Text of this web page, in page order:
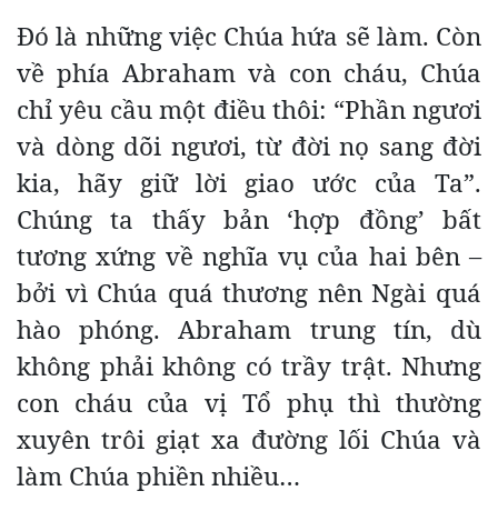
Đó là những việc Chúa hứa sẽ làm. Còn
về phía Abraham và con cháu, Chúa
chỉ yêu cầu một điều thôi: “Phần ngươi
và dòng dõi ngươi, từ đời nọ sang đời
kia, hãy giữ lời giao ước của Ta”.
Chúng ta thấy bản ‘hợp đồng’ bất
tương xứng về nghĩa vụ của hai bên –
bởi vì Chúa quá thương nên Ngài quá
hào phóng. Abraham trung tín, dù
không phải không có trầy trật. Nhưng
con cháu của vị Tổ phụ thì thường
xuyên trôi giạt xa đường lối Chúa và
làm Chúa phiền nhiều…